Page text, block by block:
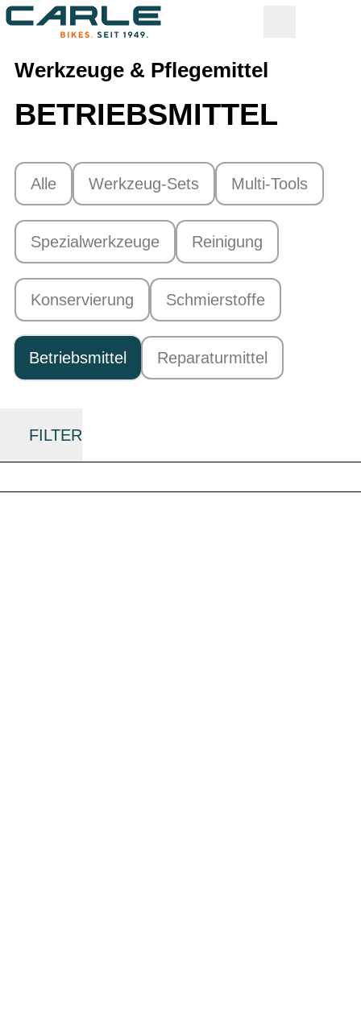
Werkzeuge & Pflegemittel
BETRIEBSMITTEL
Alle Werkzeug-Sets Multi-Tools
Spezialwerkzeuge Reinigung
Konservierung Schmierstoffe
Betriebsmittel Reparaturmittel
FILTER